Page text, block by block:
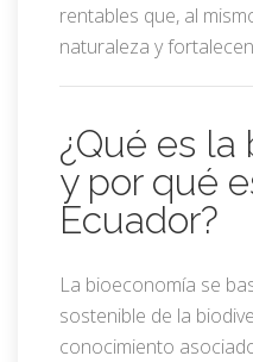
rentables que, al
naturaleza y
¿Qué es
y por qué
Ecuador?
La bioeconomía se
sostenible de la
conocimiento